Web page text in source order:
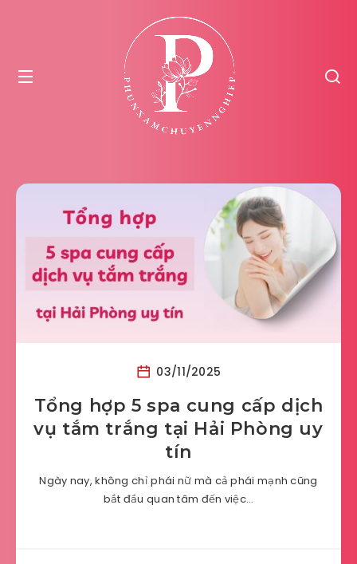
03/11/2025
Tổng hợp 5 spa cung cấp dịch
vụ tắm trắng tại Hải Phòng uy
tín
Ngày nay, không chỉ phái nữ mà cả phái mạnh cũng
bắt đầu quan tâm đến việc…